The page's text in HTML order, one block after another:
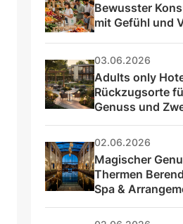
Bewusster
mit Gefühl und
03.06.2026
Adults only
Rückzugsorte
Genuss und
02.06.2026
Magischer
Thermen
Spa &